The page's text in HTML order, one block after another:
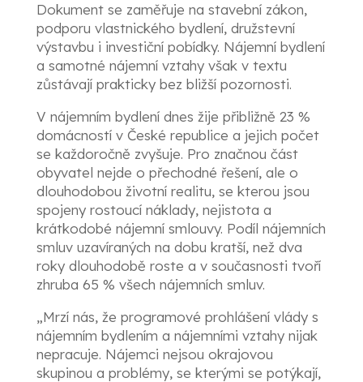
Dokument se zaměřuje na stavební zákon,
podporu vlastnického bydlení, družstevní
výstavbu i investiční pobídky. Nájemní bydlení
a samotné nájemní vztahy však v textu
zůstávají prakticky bez bližší pozornosti.
V nájemním bydlení dnes žije přibližně 23 %
domácností v České republice a jejich počet
se každoročně zvyšuje. Pro značnou část
obyvatel nejde o přechodné řešení, ale o
dlouhodobou životní realitu, se kterou jsou
spojeny rostoucí náklady, nejistota a
krátkodobé nájemní smlouvy. Podíl nájemních
smluv uzavíraných na dobu kratší, než dva
roky dlouhodobě roste a v současnosti tvoří
zhruba 65 % všech nájemních smluv.
„Mrzí nás, že programové prohlášení vlády s
nájemním bydlením a nájemními vztahy nijak
nepracuje. Nájemci nejsou okrajovou
skupinou a problémy, se kterými se potýkají,